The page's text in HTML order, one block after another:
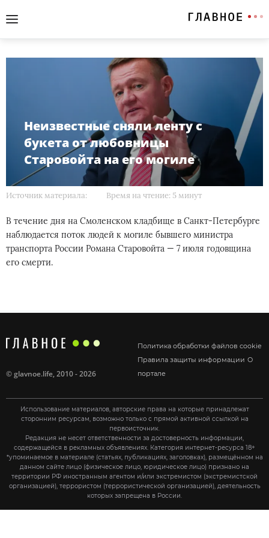
Неизвестные сняли ленту с
букета от любовницы
Старовойта на его могиле
Источник материала: Время на чтение: 5 минут
В течение дня на Смоленском кладбище в Санкт-Петербурге
наблюдается поток людей к могиле бывшего министра
транспорта России Романа Старовойта — 7 июля годовщина
его смерти.
Политика обработки файлов cookie
Правила защиты информации О
портале
©glavnoe.life, 2010 - 2026
Использование материалов, авторские права на которые принадлежат
сторонним ресурсам, возможно только с прямой активной ссылкой на
первоисточник.
Редакция не несет ответственности за достоверность информации,
содержащейся в рекламных объявлениях. Категория интернет-ресурса 18+
*упоминаемое в материале (статьях, публикациях, заголовках), размещённом на
данном сайте лицо (физическое лицо, юридическое лицо) признано на
территории РФ иностранным агентом и/или экстремистом (экстремистской
организацией), террористом (террористической организацией), деятельность
которых запрещена в России.